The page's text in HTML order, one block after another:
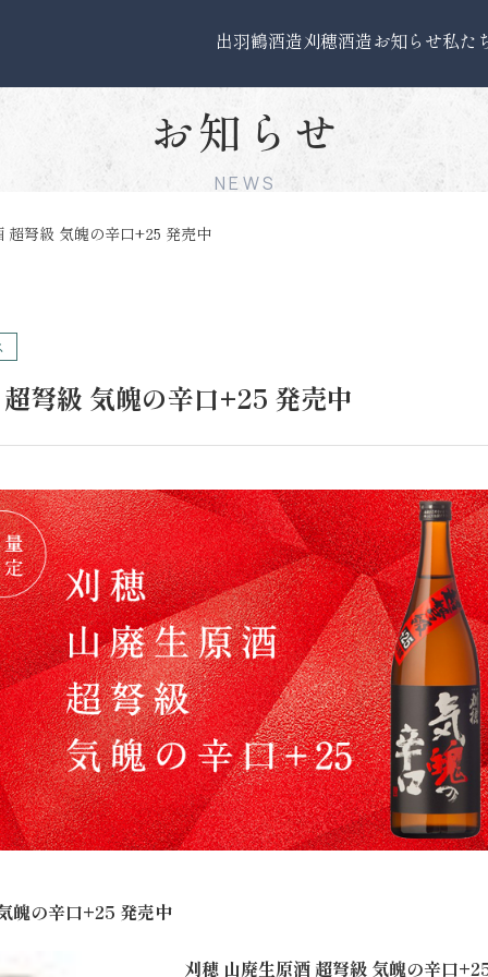
出羽鶴酒造刈穂酒造お知らせ私た
お知らせ
NEWS
超弩級 気魄の辛口+25 発売中
弩級 気魄の辛口+25 発売中
魄の辛口+25 発売中
刈穂 山廃生原酒 超弩級 気魄の辛口